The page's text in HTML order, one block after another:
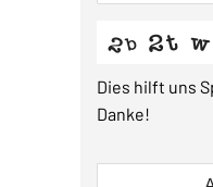
Dies hilft uns
Danke!